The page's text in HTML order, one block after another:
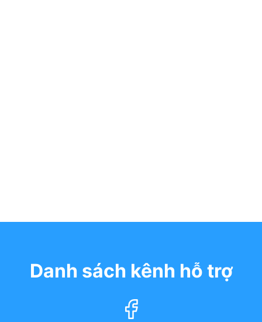
Danh sách kênh hỗ trợ